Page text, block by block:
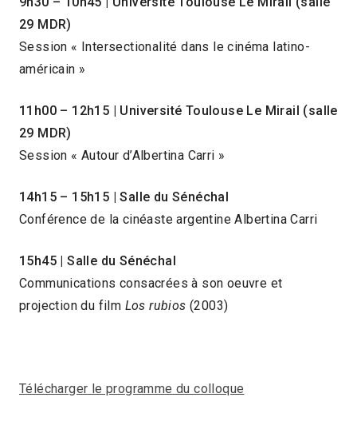
29 MDR)
Session « Intersectionalité dans le cinéma latino-
américain »
11h00 – 12h15 | Université Toulouse Le Mirail (salle
29 MDR)
Session « Autour d’Albertina Carri »
14h15 – 15h15 | Salle du Sénéchal
Conférence de la cinéaste argentine Albertina Carri
15h45 | Salle du Sénéchal
Communications consacrées à son oeuvre et
projection du film Los rubios (2003)
Télécharger le programme du colloque